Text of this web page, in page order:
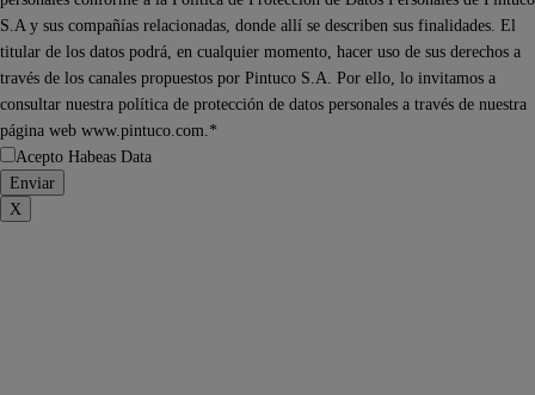
S.A y sus compañías relacionadas, donde allí se describen sus finalidades. El
titular de los datos podrá, en cualquier momento, hacer uso de sus derechos a
través de los canales propuestos por Pintuco S.A. Por ello, lo invitamos a
consultar nuestra política de protección de datos personales a través de nuestra
página web www.pintuco.com.*
Acepto Habeas Data
X